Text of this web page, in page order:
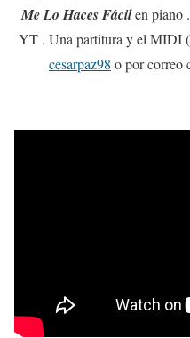
Me Lo Haces Fácilen piano
YT . Una partitura y el MIDI
cesarpaz98 o por correo